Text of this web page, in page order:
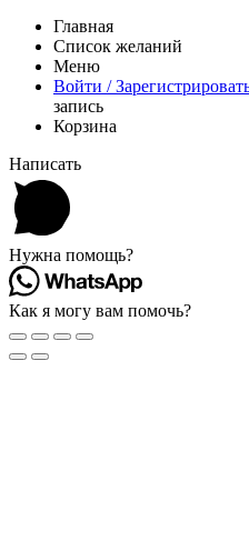
Главная
Список желаний
Меню
Войти /
запись
Корзина
Написать
Нужна помощь?
Как я могу вам помочь?